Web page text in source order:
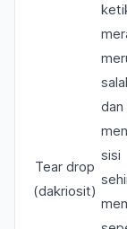
Tear drop
(dakriosit)